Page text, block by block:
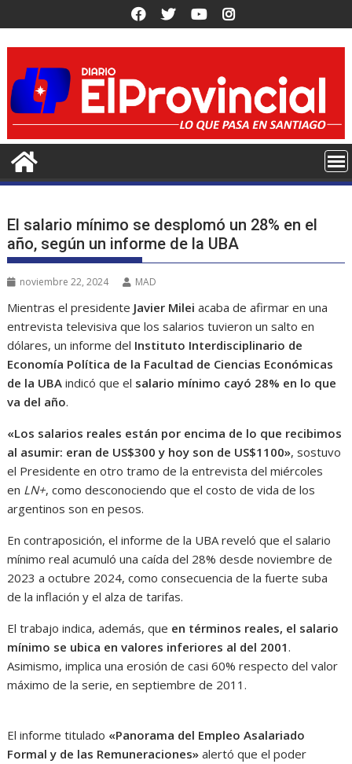
al
contenido
El salario mínimo se desplomó un 28% en el
año, según un informe de la UBA
noviembre 22, 2024 MAD
Mientras el presidente Javier Milei acaba de afirmar en una
entrevista televisiva que los salarios tuvieron un salto en
dólares, un informe del Instituto Interdisciplinario de
Economía Política de la Facultad de Ciencias Económicas
de la UBA indicó que el salario mínimo cayó 28% en lo que
va del año.
«Los salarios reales están por encima de lo que recibimos
al asumir: eran de US$300 y hoy son de US$1100», sostuvo
el Presidente en otro tramo de la entrevista del miércoles
en LN+, como desconociendo que el costo de vida de los
argentinos son en pesos.
En contraposición, el informe de la UBA reveló que el salario
mínimo real acumuló una caída del 28% desde noviembre de
2023 a octubre 2024, como consecuencia de la fuerte suba
de la inflación y el alza de tarifas.
El trabajo indica, además, que en términos reales, el salario
mínimo se ubica en valores inferiores al del 2001.
Asimismo, implica una erosión de casi 60% respecto del valor
máximo de la serie, en septiembre de 2011.
El informe titulado «Panorama del Empleo Asalariado
Formal y de las Remuneraciones» alertó que el poder